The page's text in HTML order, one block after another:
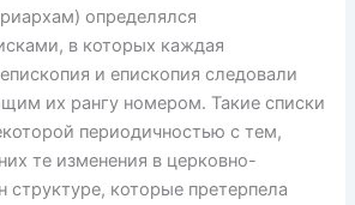
определялся
в которых каждая
и епископия следовали
их рангу номером. Такие списки
периодичностью с тем,
те изменения в церковно-
структуре, которые претерпела